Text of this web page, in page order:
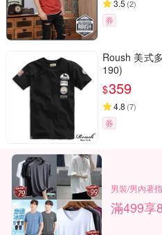
3.5 (2)
券
Roush 美式
190)
$359
4.8 (7)
券
男裝/男內著
滿499享